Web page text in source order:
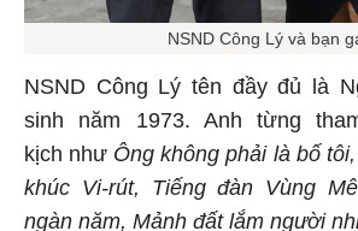
NSND Công Lý và bạn
NSND Công Lý tên đầy đủ là
sinh năm 1973. Anh từng
kịch như Ông không phải là bố
khúc Vi-rút, Tiếng đàn Vùng
ngàn năm, Mảnh đất lắm người